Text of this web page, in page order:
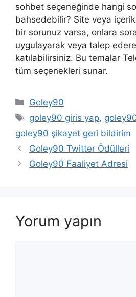
sohbet seçeneğinde hangi
bahsedebilir? Site veya
bir sorunuz varsa, onlara
uygulayarak veya talep
katılabilirsiniz. Bu temalar
tüm seçenekleri sunar.
Kategoriler
Goley90
Etiketler
goley90 giris yap,
goley90 şikayet geri bildirim
Goley90 Twitter Ödülleri
Goley90 Faaliyet Adresi
Yorum yapın